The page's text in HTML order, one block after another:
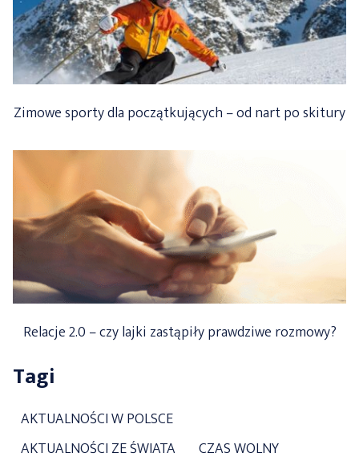
Zimowe sporty dla początkujących – od nart po skitury
Relacje 2.0 – czy lajki zastąpiły prawdziwe rozmowy?
Tagi
AKTUALNOŚCI W POLSCE
AKTUALNOŚCI ZE ŚWIATA
CZAS WOLNY